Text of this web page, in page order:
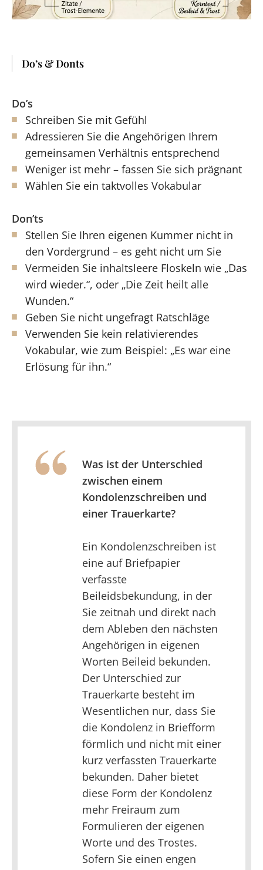
Do’s & Donts
Do’s
Schreiben Sie mit Gefühl
Adressieren Sie die Angehörigen Ihrem
gemeinsamen Verhältnis entsprechend
Weniger ist mehr – fassen Sie sich prägnant
Wählen Sie ein taktvolles Vokabular
Don’ts
Stellen Sie Ihren eigenen Kummer nicht in
den Vordergrund – es geht nicht um Sie
Vermeiden Sie inhaltsleere Floskeln wie „Das
wird wieder.“, oder „Die Zeit heilt alle
Wunden.“
Geben Sie nicht ungefragt Ratschläge
Verwenden Sie kein relativierendes
Vokabular, wie zum Beispiel: „Es war eine
Erlösung für ihn.“
Was ist der Unterschied
zwischen einem
Kondolenzschreiben und
einer Trauerkarte?
Ein Kondolenzschreiben ist
eine auf Briefpapier
verfasste
Beileidsbekundung, in der
Sie zeitnah und direkt nach
dem Ableben den nächsten
Angehörigen in eigenen
Worten Beileid bekunden.
Der Unterschied zur
Trauerkarte besteht im
Wesentlichen nur, dass Sie
die Kondolenz in Briefform
förmlich und nicht mit einer
kurz verfassten Trauerkarte
bekunden. Daher bietet
diese Form der Kondolenz
mehr Freiraum zum
Formulieren der eigenen
Worte und des Trostes.
Sofern Sie einen engen